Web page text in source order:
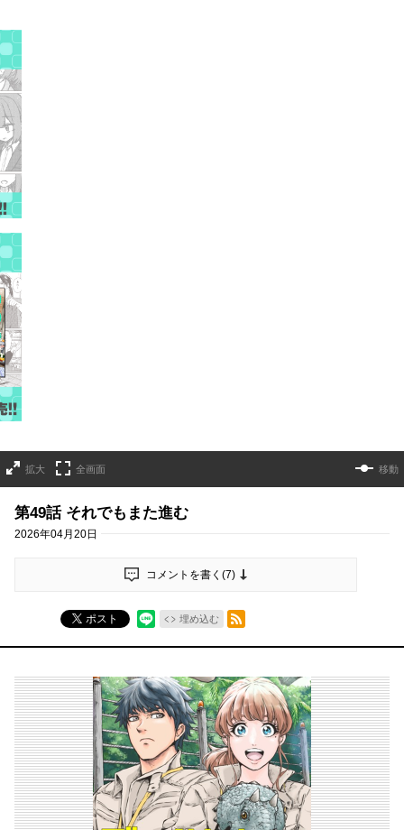
拡大 全画面 移動
第49話 それでもまた進む
2026年04月20日
コメントを書く(7)
ポスト 埋め込む
RSSフィード